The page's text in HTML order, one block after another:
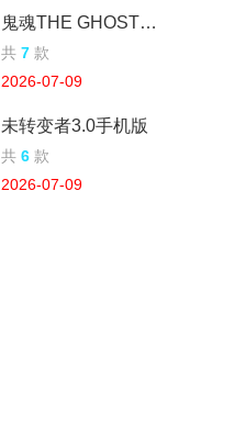
鬼魂THE GHOST可联机游戏
共 7 款
2026-07-09
未转变者3.0手机版
共 6 款
2026-07-09